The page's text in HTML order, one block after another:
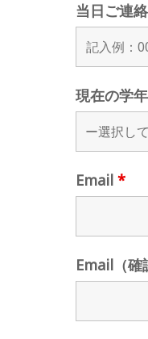
当日ご連
現在の学
Email *
Email（確